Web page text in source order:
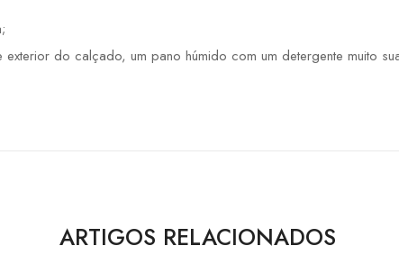
do calçado, um pano húmido com um detergente muito
ARTIGOS RELACIONADOS